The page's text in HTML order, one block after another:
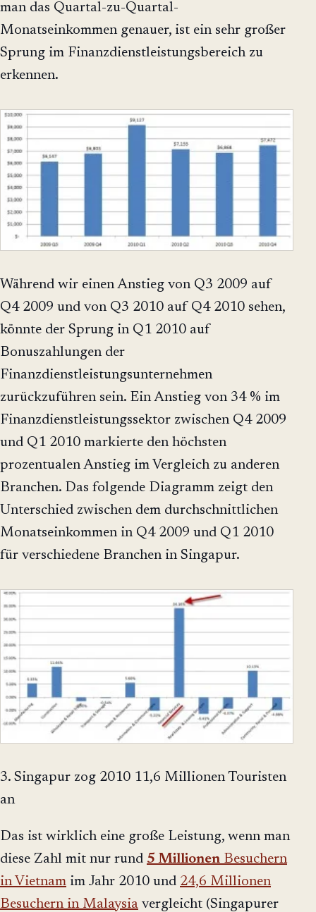
man das Quartal-zu-Quartal-
Monatseinkommen genauer, ist ein sehr großer
Sprung im Finanzdienstleistungsbereich zu
erkennen.
Während wir einen Anstieg von Q3 2009 auf
Q4 2009 und von Q3 2010 auf Q4 2010 sehen,
könnte der Sprung in Q1 2010 auf
Bonuszahlungen der
Finanzdienstleistungsunternehmen
zurückzuführen sein. Ein Anstieg von 34 % im
Finanzdienstleistungssektor zwischen Q4 2009
und Q1 2010 markierte den höchsten
prozentualen Anstieg im Vergleich zu anderen
Branchen. Das folgende Diagramm zeigt den
Unterschied zwischen dem durchschnittlichen
Monatseinkommen in Q4 2009 und Q1 2010
für verschiedene Branchen in Singapur.
3. Singapur zog 2010 11,6 Millionen Touristen
an
Das ist wirklich eine große Leistung, wenn man
diese Zahl mit nur rund 5 Millionen Besuchern
in Vietnam im Jahr 2010 und 24,6 Millionen
Besuchern in Malaysia vergleicht (Singapurer